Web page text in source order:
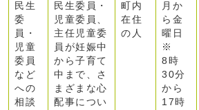
民生
委
員・
児童
委員
など
への
相談
民生委員・
児童委員、
主任児童委
員が妊娠中
から子育て
中まで、さ
まざまな心
配事につい
町内
在住
の人
月か
ら金
曜日
※
8時
30分
から
17時